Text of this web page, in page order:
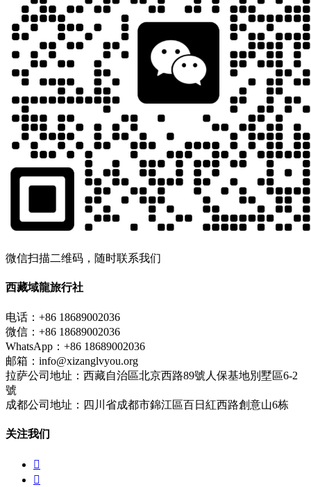
微信扫描二维码，随时联系我们
西藏域龍旅行社
电话：+86 18689002036
微信：+86 18689002036
WhatsApp：+86 18689002036
邮箱：info@xizanglvyou.org
拉萨公司地址：西藏自治區北京西路89號人保基地別墅區6-2
號
成都公司地址：四川省成都市錦江區百日紅西路創意山6栋
关注我们

